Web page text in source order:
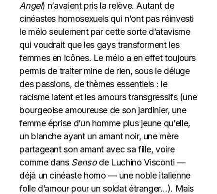
Angel) n’avaient pris la relève. Autant de
cinéastes homosexuels qui n’ont pas réinvesti
le mélo seulement par cette sorte d’atavisme
qui voudrait que les gays transforment les
femmes en icônes. Le mélo a en effet toujours
permis de traiter mine de rien, sous le déluge
des passions, de thèmes essentiels : le
racisme latent et les amours transgressifs (une
bourgeoise amoureuse de son jardinier, une
femme éprise d’un homme plus jeune qu’elle,
un blanche ayant un amant noir, une mère
partageant son amant avec sa fille, voire
comme dans Sensode Luchino Visconti —
déjà un cinéaste homo — une noble italienne
folle d’amour pour un soldat étranger…). Mais